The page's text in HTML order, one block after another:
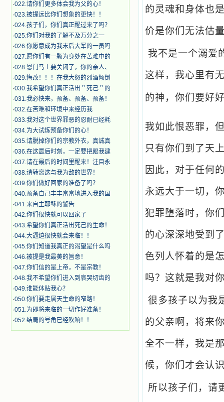
·022.请你们更多体会我为父的心！
·023.被提远比你们想象的更快！！
·024.孩子们，你们真正醒过来了吗？
·025.你们对我的了解不及万分之一
·026.你愿意成为我末后大军的一员吗
·027.愿你们有一颗为身处在苦难中的
·028.恩门马上要关闭了，你的亲人、
·029.悔改！！！在我大怒的烈酒倾倒
·030.我希望你们真正活出＂死己＂的
·031.我必快来，预备、预备、预备！
·032.在苦难和环境中来经历我
·033.我对这个世界罪恶的忍耐已经耗
·034.为大试炼预备你们的心！
·035.请脱掉你们的宗教外衣，真诚真
·036.在这最后时刻，一定要把跟我建
·037.请在最后的时间里醒来！注目永
·038.请转离这与我为敌的世界！
·039.你们做好回家的准备了吗？
·040.预备自己丰丰富富地进入我的国
·041.来自主耶稣的警告
·042.你们很快就可以回家了
·043.希望你们真正活出死己的生命！
·044.大逼迫很快就会来临！！
·045.你们知道我真正的渴望是什么吗
·046.被提是我最美的旨意！
·047.你们信的是上帝，不是宗教！
·048.我不希望你们进入到哀哭切齿的
·049.谁能体贴我心？
·050.你们要走属天生命的窄路！
·051.为即将来临的一切作好准备！
·052.结局的号角已经吹响！！
的灵魂和身体也
价是你们无法估
我不是一个溺爱
这样，我心里有
的神，你们要好
我如此恨恶罪，
只有你们到了天
因此，对于任何
永远大于一切，
犯罪堕落时，你
的心深深地受到
色列人怀着的是
吗？这就是我对
很多孩子以为我
的父亲啊，将来
全不一样，我是
候，你们才会认
所以孩子们，请